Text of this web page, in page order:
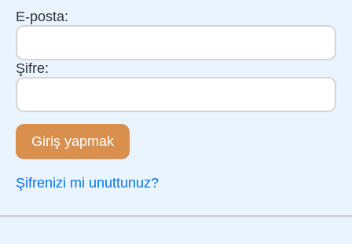
E-posta:
Şifre:
Giriş yapmak
Şifrenizi mi unuttunuz?